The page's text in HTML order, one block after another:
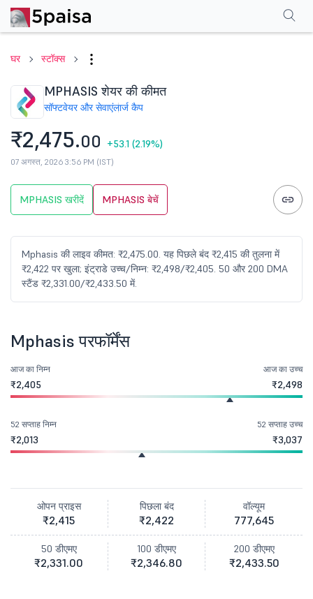
घर स्टॉक्स
MPHASIS शेयर की कीमत
सॉफ्टवेयर और सेवाएंलार्ज कैप
₹2,475.00 +53.1 (2.19%)
07 अगस्त, 2026 3:56 PM (IST)
MPHASIS खरीदें MPHASIS बेचें
Mphasis की लाइव कीमत: ₹2,475.00. यह पिछले बंद ₹2,415 की तुलना में
₹2,422 पर खुला; इंट्राडे उच्च/निम्न: ₹2,498/₹2,405. 50 और 200 DMA
स्टैंड ₹2,331.00/₹2,433.50 में.
परफॉर्मेंसफाइनेंशियल्स सामान्य
Mphasis परफॉर्मेंस
आज का निम्न
₹2,405
आज का उच्च
₹2,498
52 सप्ताह निम्न
₹2,013
52 सप्ताह उच्च
₹3,037
ओपन प्राइस
₹2,415
पिछला बंद
₹2,422
वॉल्यूम
777,645
50 डीएमए
₹2,331.00
100 डीएमए
₹2,346.80
200 डीएमए
₹2,433.50